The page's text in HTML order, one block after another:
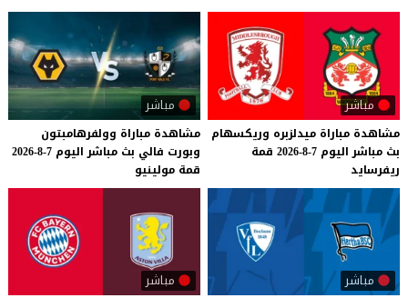
مباشر
مشاهدة مباراة ميدلزبره وريكسهام
بث مباشر اليوم 7-8-2026
قمة
ريفرسايد
مباشر
مشاهدة مباراة وولفرهامبتون
وبورت فالي بث مباشر اليوم 7-8-2026
قمة مولينيو
مباشر مباشر